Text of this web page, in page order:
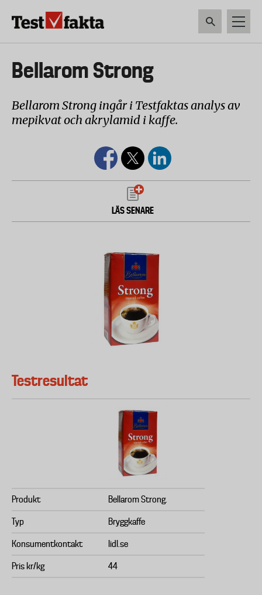
Huvudmeny
ny
Bellarom Strong
Bellarom Strong ingår i Testfaktas analys av
mepikvat och akrylamid i kaffe.
LÄS SENARE
Testresultat
Produkt Bellarom Strong.
Typ Bryggkaffe
Konsumentkontakt lidl.se
Pris kr/kg 44